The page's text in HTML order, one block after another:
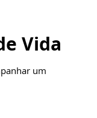
Vida
um